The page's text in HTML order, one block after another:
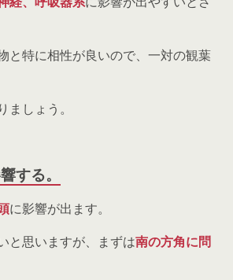
と特に相性が良いので、一対の観葉
しょう。
する。
に影響が出ます。
と思いますが、まずは南の方角に問